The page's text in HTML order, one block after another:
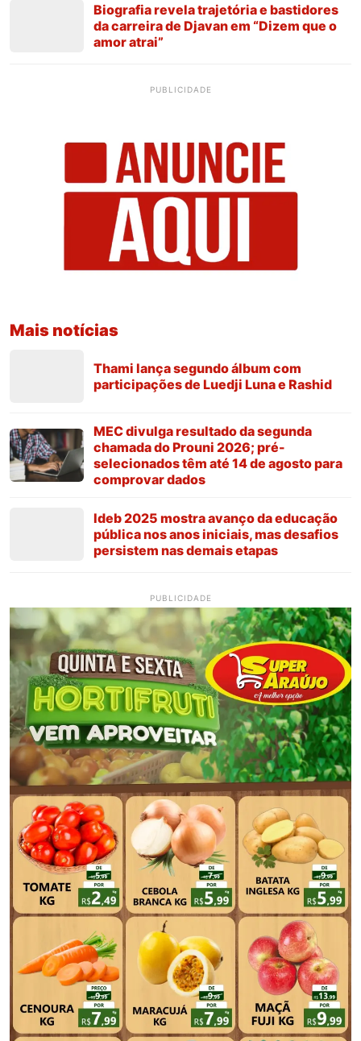
Biografia revela trajetória e bastidores
da carreira de Djavan em “Dizem que o
amor atrai”
PUBLICIDADE
Mais notícias
Thami lança segundo álbum com
participações de Luedji Luna e Rashid
MEC divulga resultado da segunda
chamada do Prouni 2026; pré-
selecionados têm até 14 de agosto para
comprovar dados
Ideb 2025 mostra avanço da educação
pública nos anos iniciais, mas desafios
persistem nas demais etapas
PUBLICIDADE